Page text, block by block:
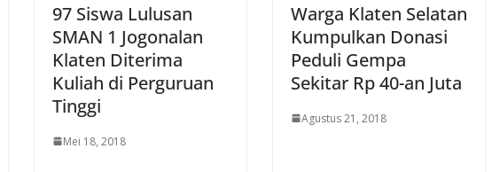
97 Siswa Lulusan
SMAN 1 Jogonalan
Klaten Diterima
Kuliah di Perguruan
Tinggi
Mei 18, 2018
Warga Klaten Selatan
Kumpulkan Donasi
Peduli Gempa
Sekitar Rp 40-an Juta
Agustus 21, 2018